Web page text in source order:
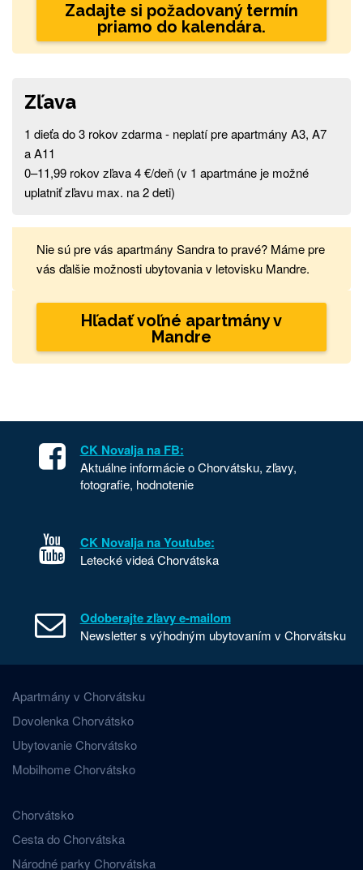
Zadajte si požadovaný termín
priamo do kalendára.
Zľava
1 dieťa do 3 rokov zdarma - neplatí pre apartmány A3, A7
a A11
0–11,99 rokov zľava 4 €/deň (v 1 apartmáne je možné
uplatniť zľavu max. na 2 deti)
Nie sú pre vás apartmány Sandra to pravé? Máme pre
vás ďalšie možnosti ubytovania v letovisku Mandre.
Hľadať voľné apartmány v
Mandre
CK Novalja na FB:
Aktuálne informácie o Chorvátsku, zľavy,
fotografie, hodnotenie
CK Novalja na Youtube:
Letecké videá Chorvátska
Odoberajte zľavy e-mailom
Newsletter s výhodným ubytovaním v Chorvátsku
Apartmány v Chorvátsku
Dovolenka Chorvátsko
Ubytovanie Chorvátsko
Mobilhome Chorvátsko
Chorvátsko
Cesta do Chorvátska
Národné parky Chorvátska